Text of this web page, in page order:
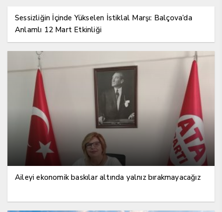
Sessizliğin İçinde Yükselen İstiklal Marşı: Balçova’da
Anlamlı 12 Mart Etkinliği
Aileyi ekonomik baskılar altında yalnız bırakmayacağız